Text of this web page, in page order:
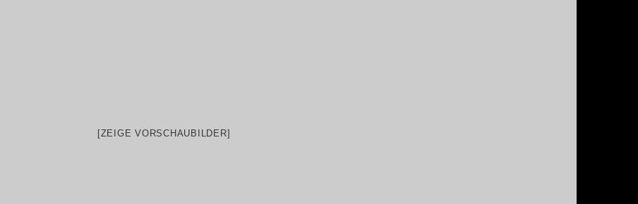
[ZEIGE VORSCHAUBILDER]